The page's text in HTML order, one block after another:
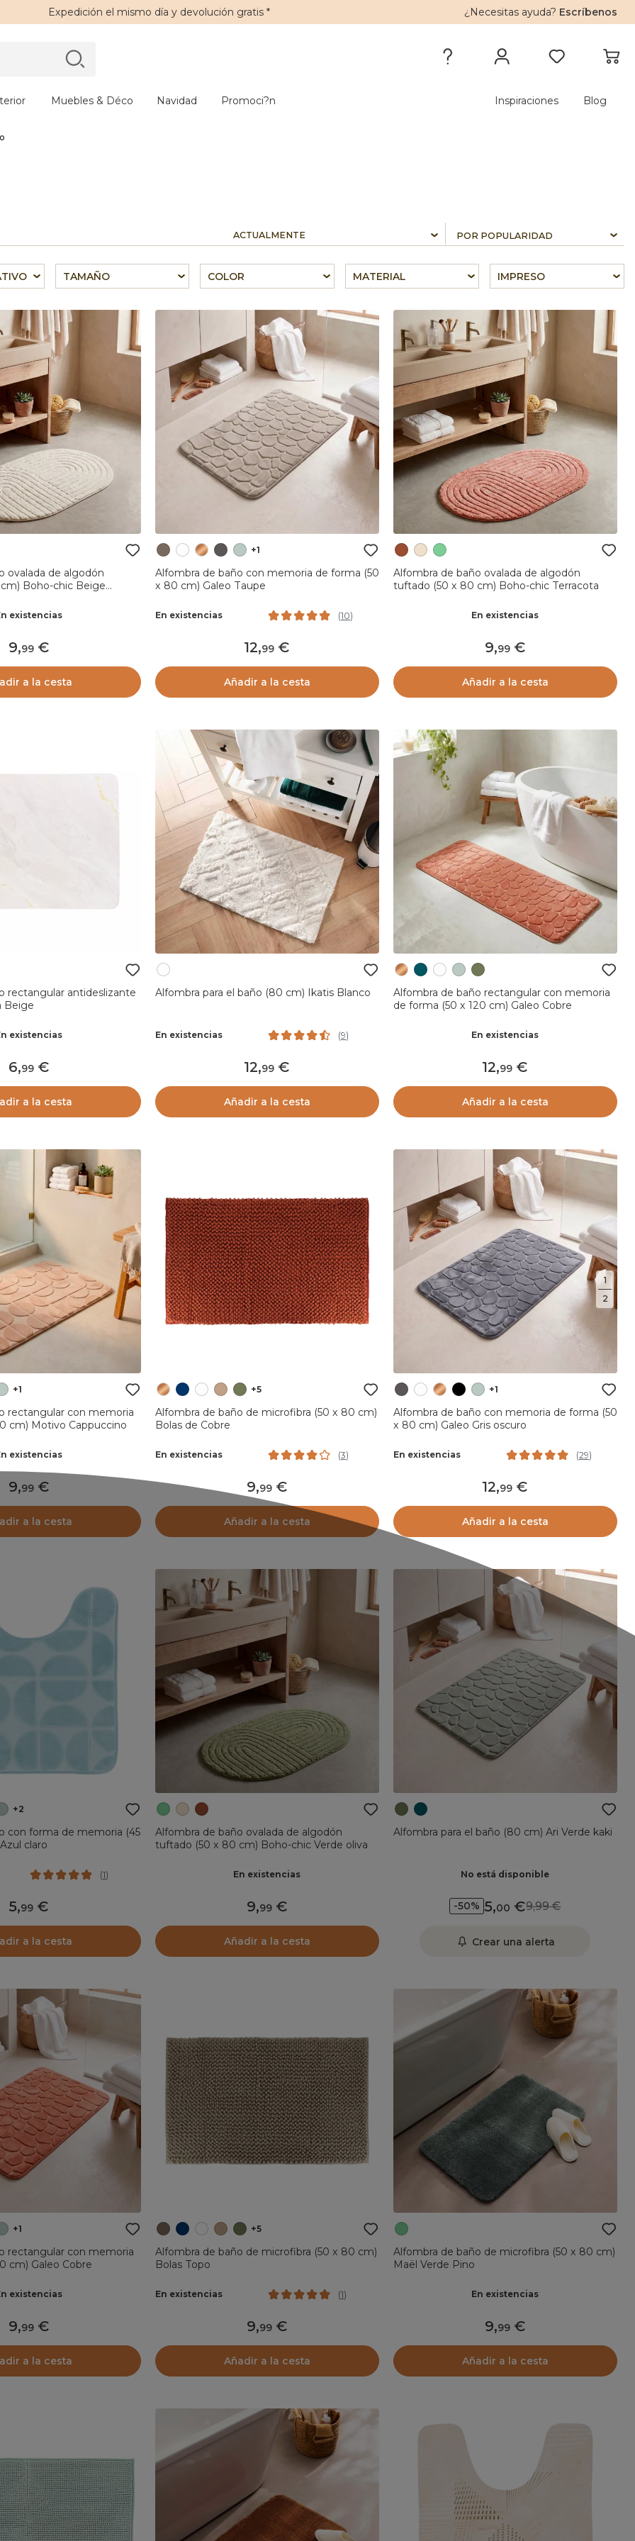
Expedición el mismo día y devolución gratis* ¿Necesitas ayuda? Escríbenos
Muebles & Déco Navidad Promoci?n Inspiraciones Blog
ACTUALMENTE
TAMAÑO COLOR MATERIAL IMPRESO
1
2
ovalada de algodón
Boho-chic Beige
existencias
9,99
a la cesta
+1
Alfombra de baño con memoria de forma (50
x 80 cm) Galeo Taupe
En existencias (10)
12,99
Añadir a la cesta
Alfombra de baño ovalada de algodón
tuftado (50 x 80 cm) Boho-chic Terracota
En existencias
9,99
Añadir a la cesta
rectangular antideslizante
Beige
existencias
6,99
a la cesta
Alfombra para el baño (80 cm) Ikatis Blanco
En existencias (9)
12,99
Añadir a la cesta
Alfombra de baño rectangular con memoria
de forma (50 x 120 cm) Galeo Cobre
En existencias
12,99
Añadir a la cesta
+1
rectangular con memoria
cm) Motivo Cappuccino
existencias
9,99
a la cesta
+5
Alfombra de baño de microfibra (50 x 80 cm)
Bolas de Cobre
En existencias (3)
9,99
Añadir a la cesta
+1
Alfombra de baño con memoria de forma (50
x 80 cm) Galeo Gris oscuro
En existencias (29)
12,99
Añadir a la cesta
+2
con forma de memoria (45
claro
(1)
5,99
a la cesta
Alfombra de baño ovalada de algodón
tuftado (50 x 80 cm) Boho-chic Verde oliva
En existencias
9,99
Añadir a la cesta
Alfombra para el baño (80 cm) Ari Verde kaki
No está disponible
-50% 5,00 9,99
Crear una alerta
+1
rectangular con memoria
cm) Galeo Cobre
existencias
9,99
a la cesta
+5
Alfombra de baño de microfibra (50 x 80 cm)
Bolas Topo
En existencias (1)
9,99
Añadir a la cesta
Alfombra de baño de microfibra (50 x 80 cm)
Maël Verde Pino
En existencias
9,99
Añadir a la cesta